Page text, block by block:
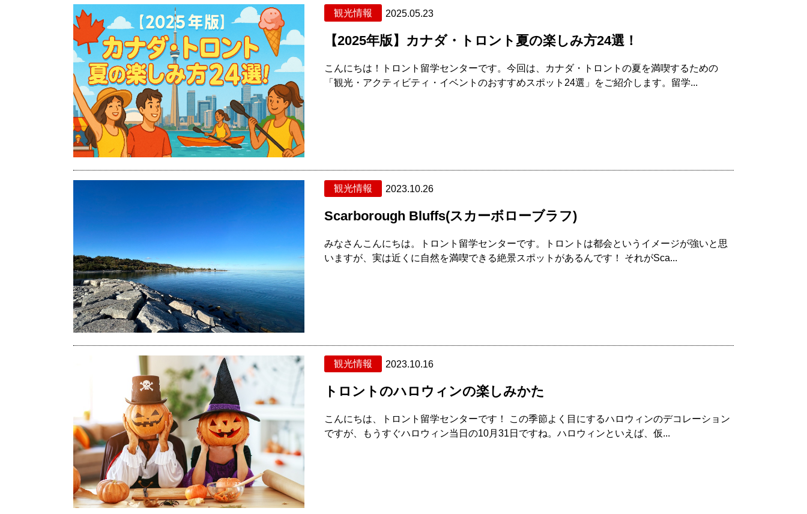
観光情報 2025.05.23
【2025年版】カナダ・トロント夏の楽しみ方24選！
こんにちは！トロント留学センターです。今回は、カナダ・トロントの夏を満喫するための
「観光・アクティビティ・イベントのおすすめスポット24選」をご紹介します。留学...
観光情報 2023.10.26
Scarborough Bluffs(スカーボローブラフ)
みなさんこんにちは。トロント留学センターです。トロントは都会というイメージが強いと思
いますが、実は近くに自然を満喫できる絶景スポットがあるんです！ それがSca...
観光情報 2023.10.16
トロントのハロウィンの楽しみかた
こんにちは、トロント留学センターです！ この季節よく目にするハロウィンのデコレーション
ですが、もうすぐハロウィン当日の10月31日ですね。ハロウィンといえば、仮...